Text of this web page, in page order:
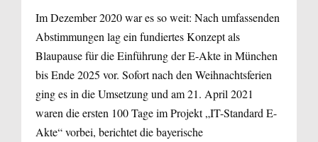
Im Dezember 2020 war es so weit: Nach umfassenden
Abstimmungen lag ein fundiertes Konzept als
Blaupause für die Einführung der E-Akte in München
bis Ende 2025 vor. Sofort nach den Weihnachtsferien
ging es in die Umsetzung und am 21. April 2021
waren die ersten 100 Tage im Projekt „IT-Standard E-
Akte“ vorbei, berichtet die bayerische